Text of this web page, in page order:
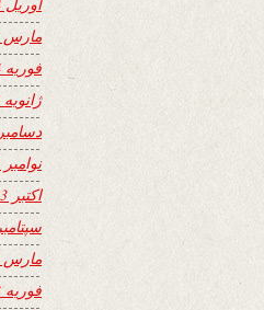
مارس 2024
فوریه 2024
ژانویه 2024
دسامبر 2023
نوامبر 2023
اکتبر 2023
سپتامبر 2023
مارس 2023
فوریه 2023